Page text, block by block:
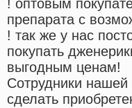
! оптовым
препарата с
! так же у нас
покупать
выгодным ценам!
Cотрудники
сделать